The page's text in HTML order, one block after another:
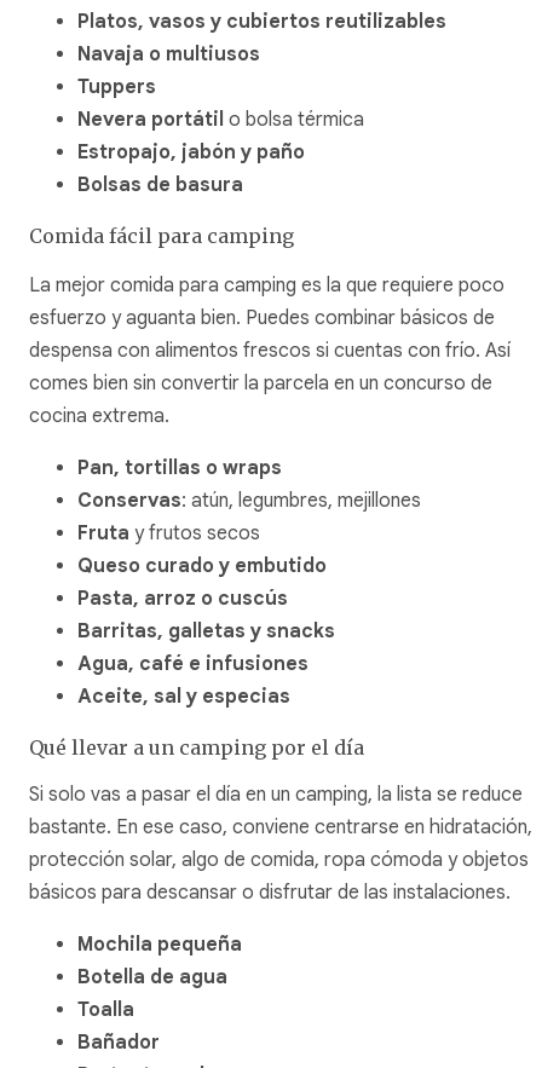
Platos, vasos y cubiertos reutilizables
Navaja o multiusos
Tuppers
Nevera portátil o bolsa térmica
Estropajo, jabón y paño
Bolsas de basura
Comida fácil para camping
La mejor comida para camping es la que requiere poco
esfuerzo y aguanta bien. Puedes combinar básicos de
despensa con alimentos frescos si cuentas con frío. Así
comes bien sin convertir la parcela en un concurso de
cocina extrema.
Pan, tortillas o wraps
Conservas: atún, legumbres, mejillones
Fruta y frutos secos
Queso curado y embutido
Pasta, arroz o cuscús
Barritas, galletas y snacks
Agua, café e infusiones
Aceite, sal y especias
Qué llevar a un camping por el día
Si solo vas a pasar el día en un camping, la lista se reduce
bastante. En ese caso, conviene centrarse en hidratación,
protección solar, algo de comida, ropa cómoda y objetos
básicos para descansar o disfrutar de las instalaciones.
Mochila pequeña
Botella de agua
Toalla
Bañador